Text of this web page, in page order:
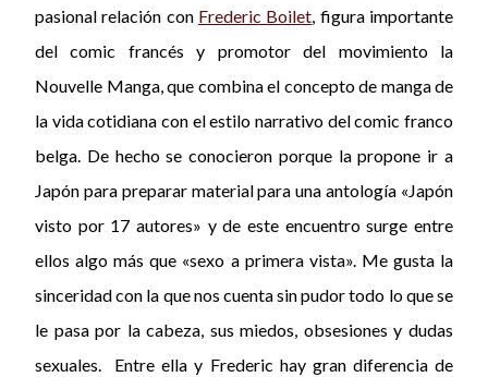
pasional relación con Frederic Boilet, figura importante
del comic francés y promotor del movimiento la
Nouvelle Manga, que combina el concepto de manga de
la vida cotidiana con el estilo narrativo del comic franco
belga. De hecho se conocieron porque la propone ir a
Japón para preparar material para una antología «Japón
visto por 17 autores» y de este encuentro surge entre
ellos algo más que «sexo a primera vista». Me gusta la
sinceridad con la que nos cuenta sin pudor todo lo que se
le pasa por la cabeza, sus miedos, obsesiones y dudas
sexuales. Entre ella y Frederic hay gran diferencia de